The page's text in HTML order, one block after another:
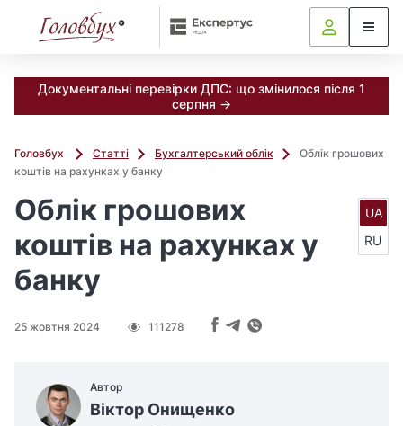
Документальні перевірки ДПС: що змінилося після 1
серпня →
Головбух Статті Бухгалтерський облік
Облік грошових
коштів на рахунках у банку
Облік грошових
коштів на рахунках у
банку
25 жовтня 2024 111278
UA
RU
Автор
Віктор Онищенко